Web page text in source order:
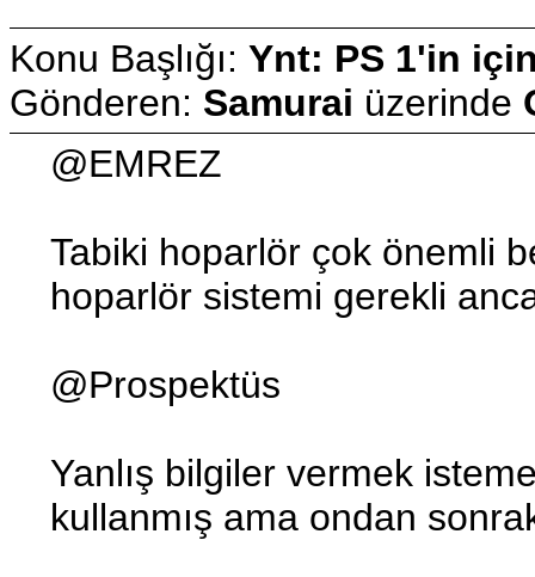
Konu Başlığı: Ynt: PS 1'in
Gönderen: Samurai üzerinde
@EMREZ
Tabiki hoparlör çok önemli
hoparlör sistemi gerekli
@Prospektüs
Yanlış bilgiler vermek
kullanmış ama ondan